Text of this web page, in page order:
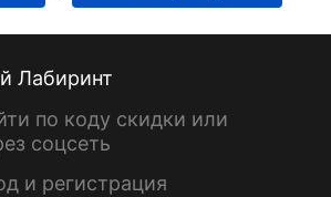
Лабиринт
по коду скидки или
соцсеть
и регистрация